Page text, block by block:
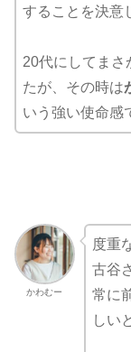
することを決意
20代にしてまさ
たが、その時は
いう強い使命感
かわむー
度重
古谷
常に
しい